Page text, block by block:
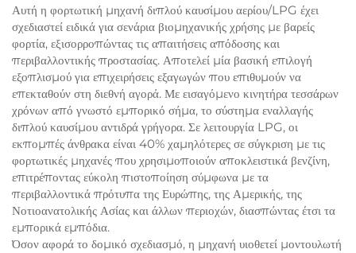
Αυτή η φορτωτική μηχανή διπλού καυσίμου αερίου/LPG έχει
σχεδιαστεί ειδικά για σενάρια βιομηχανικής χρήσης με βαρείς
φορτία, εξισορροπώντας τις απαιτήσεις απόδοσης και
περιβαλλοντικής προστασίας. Αποτελεί μία βασική επιλογή
εξοπλισμού για επιχειρήσεις εξαγωγών που επιθυμούν να
επεκταθούν στη διεθνή αγορά. Με εισαγόμενο κινητήρα τεσσάρων
χρόνων από γνωστό εμπορικό σήμα, το σύστημα εναλλαγής
διπλού καυσίμου αντιδρά γρήγορα. Σε λειτουργία LPG, οι
εκπομπές άνθρακα είναι 40% χαμηλότερες σε σύγκριση με τις
φορτωτικές μηχανές που χρησιμοποιούν αποκλειστικά βενζίνη,
επιτρέποντας εύκολη πιστοποίηση σύμφωνα με τα
περιβαλλοντικά πρότυπα της Ευρώπης, της Αμερικής, της
Νοτιοανατολικής Ασίας και άλλων περιοχών, διασπώντας έτσι τα
εμπορικά εμπόδια.
Όσον αφορά το δομικό σχεδιασμό, η μηχανή υιοθετεί μοντουλωτή